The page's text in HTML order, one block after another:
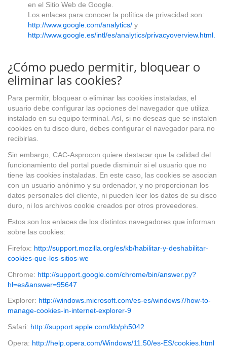
en el Sitio Web de Google.
Los enlaces para conocer la política de privacidad son:
http://www.google.com/analytics/ y
http://www.google.es/intl/es/analytics/privacyoverview.html.
¿Cómo puedo permitir, bloquear o
eliminar las cookies?
Para permitir, bloquear o eliminar las cookies instaladas, el
usuario debe configurar las opciones del navegador que utiliza
instalado en su equipo terminal. Así, si no deseas que se instalen
cookies en tu disco duro, debes configurar el navegador para no
recibirlas.
Sin embargo, CAC-Asprocon quiere destacar que la calidad del
funcionamiento del portal puede disminuir si el usuario que no
tiene las cookies instaladas. En este caso, las cookies se asocian
con un usuario anónimo y su ordenador, y no proporcionan los
datos personales del cliente, ni pueden leer los datos de su disco
duro, ni los archivos cookie creados por otros proveedores.
Estos son los enlaces de los distintos navegadores que informan
sobre las cookies:
Firefox: http://support.mozilla.org/es/kb/habilitar-y-deshabilitar-
cookies-que-los-sitios-we
Chrome: http://support.google.com/chrome/bin/answer.py?
hl=es&answer=95647
Explorer: http://windows.microsoft.com/es-es/windows7/how-to-
manage-cookies-in-internet-explorer-9
Safari: http://support.apple.com/kb/ph5042
Opera: http://help.opera.com/Windows/11.50/es-ES/cookies.html